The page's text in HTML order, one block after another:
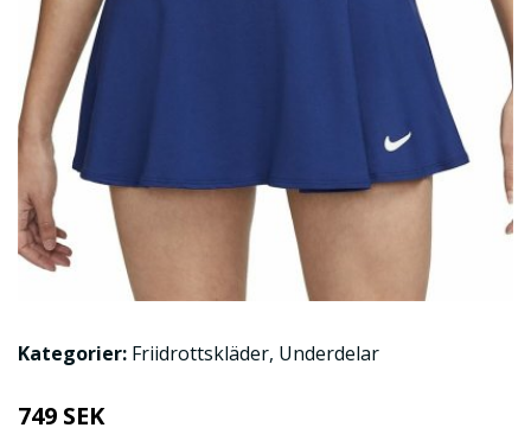
Kategorier: Friidrottskläder, Underdelar
749 SEK